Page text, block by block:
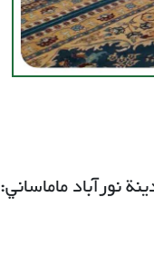
نورآباد ماماساني: